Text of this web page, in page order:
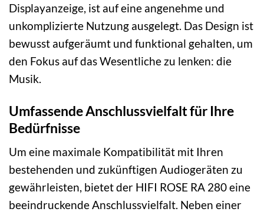
Displayanzeige, ist auf eine angenehme und
unkomplizierte Nutzung ausgelegt. Das Design ist
bewusst aufgeräumt und funktional gehalten, um
den Fokus auf das Wesentliche zu lenken: die
Musik.
Umfassende Anschlussvielfalt für Ihre
Bedürfnisse
Um eine maximale Kompatibilität mit Ihren
bestehenden und zukünftigen Audiogeräten zu
gewährleisten, bietet der HIFI ROSE RA 280 eine
beeindruckende Anschlussvielfalt. Neben einer